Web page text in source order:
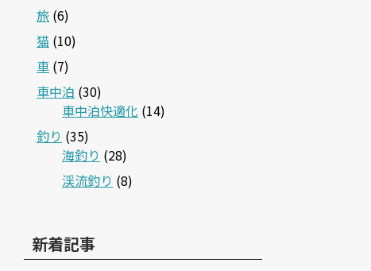
旅 (6)
猫 (10)
車 (7)
車中泊 (30)
車中泊快適化 (14)
釣り (35)
海釣り (28)
渓流釣り (8)
新着記事